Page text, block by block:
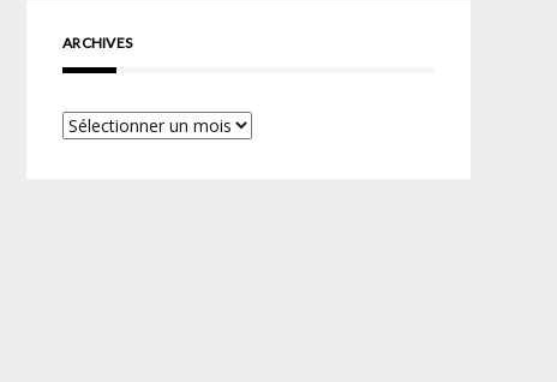
ARCHIVES
Archives